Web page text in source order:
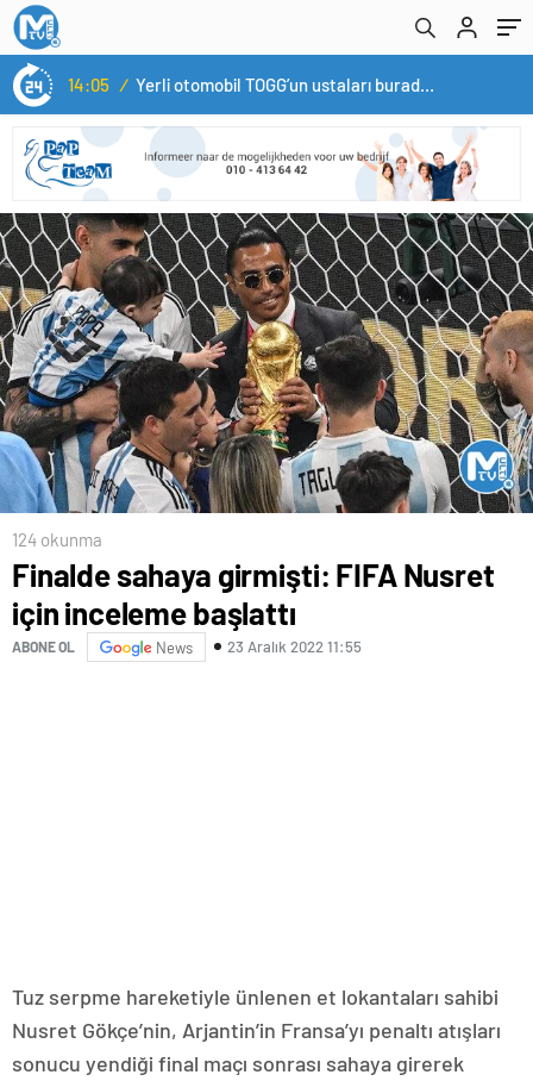
14:05 / Yerli otomobil TOGG’un ustaları burada yetişecek
124 okunma
Finalde sahaya girmişti: FIFA Nusret
için inceleme başlattı
ABONE OL News 23 Aralık 2022 11:55
Tuz serpme hareketiyle ünlenen et lokantaları sahibi
Nusret Gökçe’nin, Arjantin’in Fransa’yı penaltı atışları
sonucu yendiği final maçı sonrası sahaya girerek